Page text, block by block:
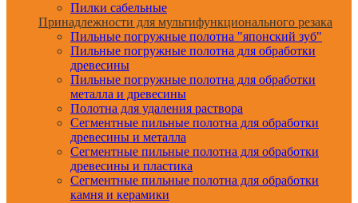
Пилки сабельные
Принадлежности для мультифункционального резака
Пильные погружные полотна "японский зуб"
Пильные погружные полотна для обработки
древесины
Пильные погружные полотна для обработки
металла и древесины
Полотна для удаления раствора
Сегментные пильные полотна для обработки
древесины и металла
Сегментные пильные полотна для обработки
древесины и пластика
Сегментные пильные полотна для обработки
камня и керамики